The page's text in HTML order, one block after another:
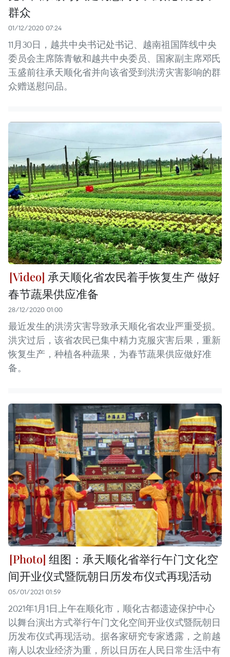
群众
01/12/2020 07:24
11月30日，越共中央书记处书记、越南祖国阵线中央
委员会主席陈青敏和越共中央委员、国家副主席邓氏
玉盛前往承天顺化省并向该省受到洪涝灾害影响的群
众赠送慰问品。
承天顺化省农民着手恢复生产 做好
春节蔬果供应准备
28/12/2020 01:00
最近发生的洪涝灾害导致承天顺化省农业严重受损。
洪灾过后，该省农民已集中精力克服灾害后果，重新
恢复生产，种植各种蔬果，为春节蔬果供应做好准
备。
组图：承天顺化省举行午门文化空
间开业仪式暨阮朝日历发布仪式再现活动
05/01/2021 01:59
2021年1月1日上午在顺化市，顺化古都遗迹保护中心
以舞台演出方式举行午门文化空间开业仪式暨阮朝日
历发布仪式再现活动。据各家研究专家透露，之前越
南人以农业经济为重，所以日历在人民日常生活中有